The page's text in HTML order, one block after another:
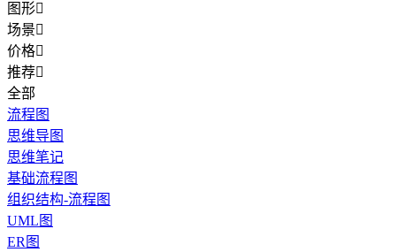
图形
场景
价格
推荐
全部
流程图
思维导图
思维笔记
基础流程图
组织结构-流程图
UML图
ER图